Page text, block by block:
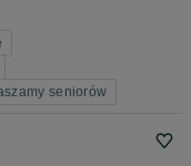
seniorów